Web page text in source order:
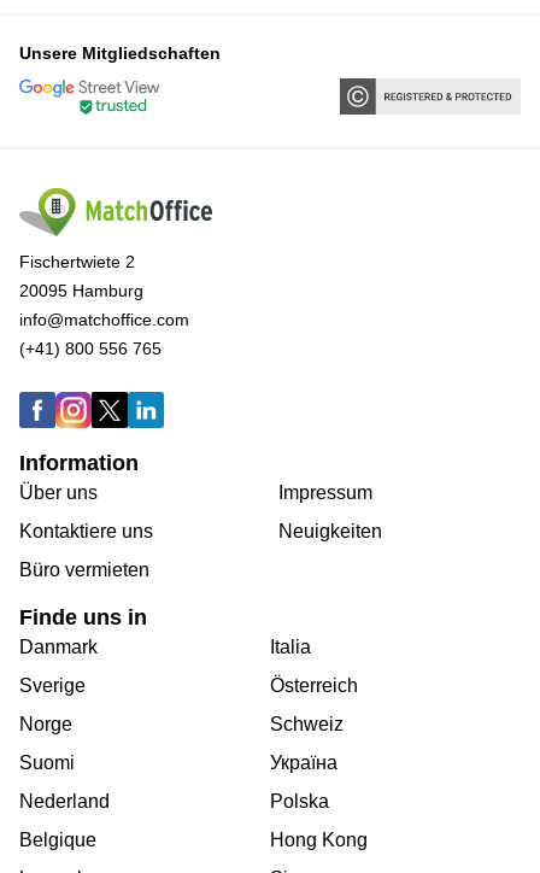
Unsere Mitgliedschaften
Fischertwiete 2
20095 Hamburg
info@matchoffice.com
(+41) 800 556 765
Information
Über uns
Kontaktiere uns
Büro vermieten
Impressum
Neuigkeiten
Finde uns in
Danmark
Sverige
Norge
Suomi
Nederland
Belgique
Italia
Österreich
Schweiz
Україна
Polska
Hong Kong